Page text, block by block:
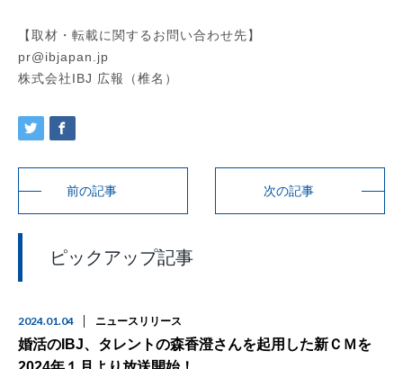
【取材・転載に関するお問い合わせ先】
pr@ibjapan.jp
株式会社IBJ 広報（椎名）
前の記事 次の記事
ピックアップ記事
2024.01.04 ニュースリリース
婚活のIBJ、タレントの森香澄さんを起用した新ＣＭを